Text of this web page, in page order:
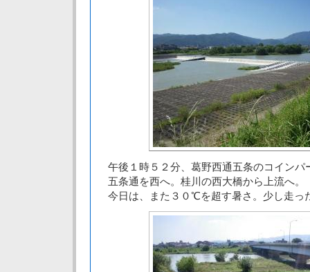
午後１時５２分、葛野西通五条のコインパ
五条通を西へ。桂川の西大橋から上流へ。
今日は、また３０℃を超す暑さ。少し走っ